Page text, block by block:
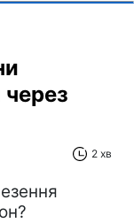
через
2 хв